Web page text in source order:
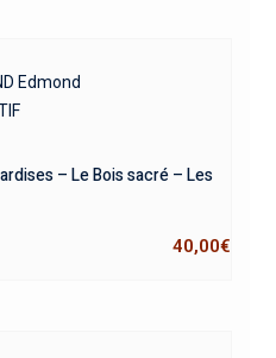
Edmond
– Le Bois sacré – Les
40,00€